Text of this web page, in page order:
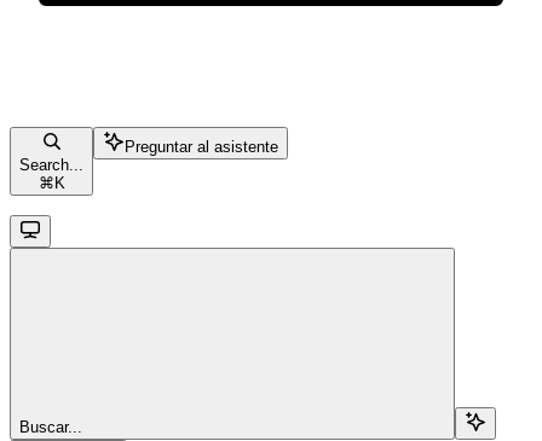
Search...
⌘ K
Preguntar al asistente
Buscar...